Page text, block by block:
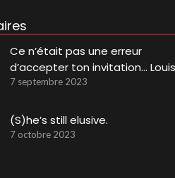
Ce n’était pas une erreur
d’accepter ton invitation…
7 septembre 2023
(S)he’s still elusive.
7 octobre 2023